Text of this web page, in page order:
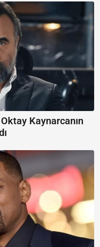
Kaynarcanın